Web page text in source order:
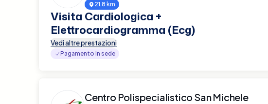
21.8 km
Visita Cardiologica +
Elettrocardiogramma (Ecg)
Vedi altre prestazioni
Pagamento in sede
Centro Polispecialistico San Michele